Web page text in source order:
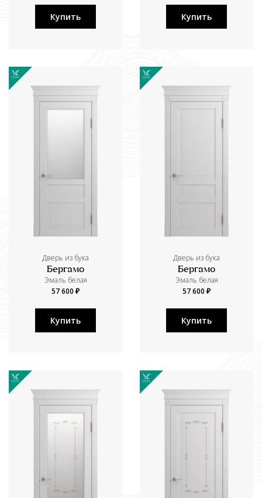
Купить Купить
Дверь из бука
Бергамо
Эмаль белая
57 600 ₽
Купить
Дверь из бука
Бергамо
Эмаль белая
57 600 ₽
Купить